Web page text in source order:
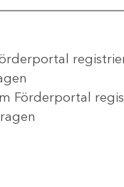
Förderportal